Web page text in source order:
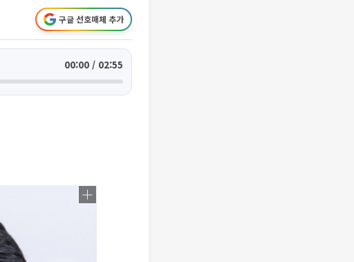
구글 선호매체 추가
00:00 / 02:55